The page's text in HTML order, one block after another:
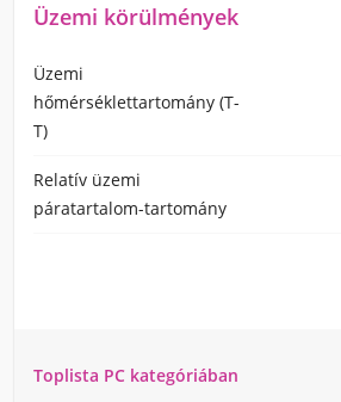
Üzemi körülmények
Üzemi
hőmérséklettartomány (T-
T)
Relatív üzemi
páratartalom-tartomány
Toplista PC kategóriában